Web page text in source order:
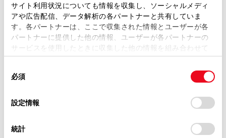
サイト利用状況についても情報を収集し、ソーシャルメディ
アや広告配信、データ解析の各パートナーと共有していま
す。各パートナーは、ここで収集された情報とユーザーが各
パートナーに提供した他の情報、ユーザーが各パートナーの
サービスを使用したときに収集した他の情報を組み合わせて
使用することがあります。当ウェブサイトの使用を続行する
デバイスにすべてのCookie(クッキー)が保存されることに同
意したことになります。Cookie(クッキー)のオプトアウト、
設定の変更、同意を撤回したりするにあたっては、当社の
「Cookie（クッキー）情報の取り扱いについて
」をご覧くだ
必須
設定情報
統計
建物名
必須 ご希望の連絡方法